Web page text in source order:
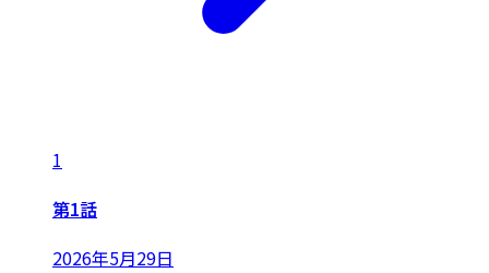
1
第1話
2026年5月29日